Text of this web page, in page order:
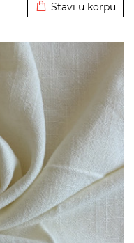
Stavi u korpu